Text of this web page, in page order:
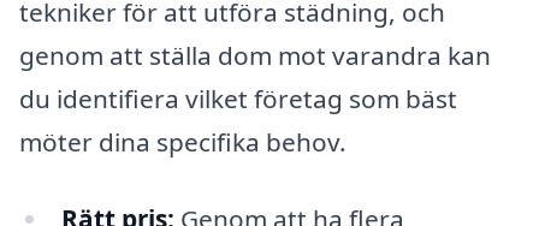
tekniker för att utföra städning, och
genom att ställa dom mot varandra kan
du identifiera vilket företag som bäst
möter dina specifika behov.
Rätt pris: Genom att ha flera